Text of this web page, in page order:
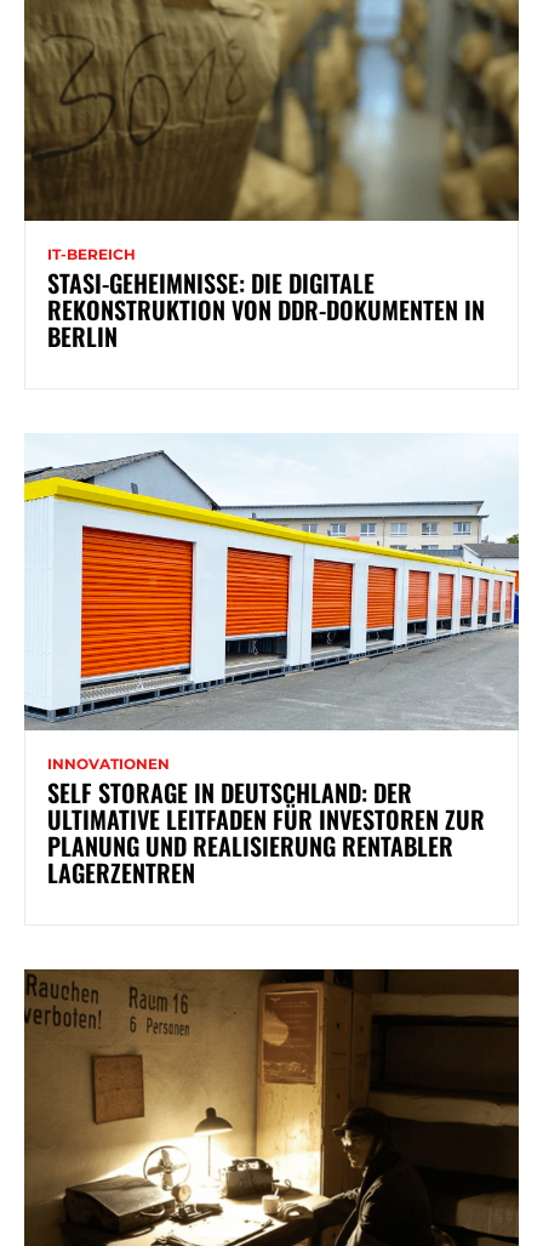
IT-BEREICH
STASI-GEHEIMNISSE: DIE DIGITALE
REKONSTRUKTION VON DDR-DOKUMENTEN IN
BERLIN
INNOVATIONEN
SELF STORAGE IN DEUTSCHLAND: DER
ULTIMATIVE LEITFADEN FÜR INVESTOREN ZUR
PLANUNG UND REALISIERUNG RENTABLER
LAGERZENTREN